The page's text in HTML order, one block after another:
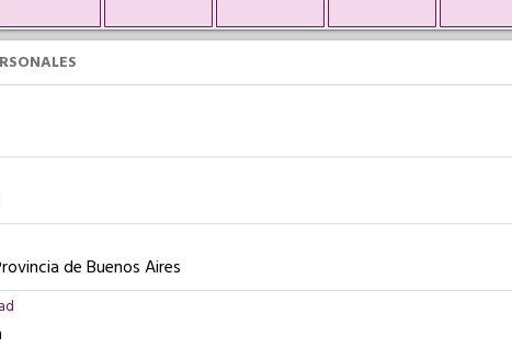
de Buenos Aires